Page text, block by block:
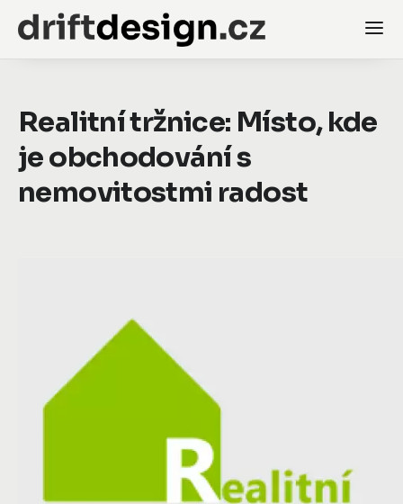
Realitní tržnice: Místo, kde
je obchodování s
nemovitostmi radost